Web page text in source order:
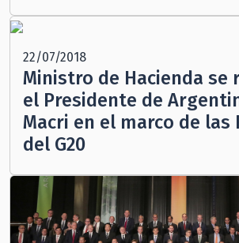
22/07/2018
Ministro de Hacienda se
el Presidente de
Macri en el marco de las
del G20